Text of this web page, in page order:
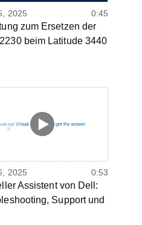
2025 0:45
zum Ersetzen der
beim Latitude 3440
2025 0:53
Assistent von Dell:
Support und